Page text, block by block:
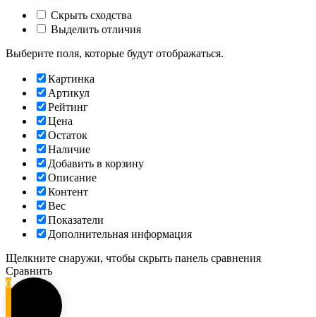
Скрыть сходства
Выделить отличия
Выберите поля, которые будут отображаться.
Картинка
Артикул
Рейтинг
Цена
Остаток
Наличие
Добавить в корзину
Описание
Контент
Вес
Показатели
Дополнительная информация
Щелкните снаружи, чтобы скрыть панель сравнения
Сравнить
0